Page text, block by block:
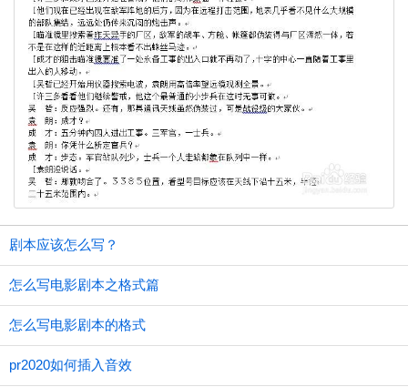
剧本应该怎么写？
怎么写电影剧本之格式篇
怎么写电影剧本的格式
pr2020如何插入音效